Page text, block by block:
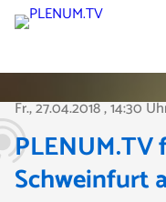
Fr., 27.04.2018, 14:30
Schweinfurt